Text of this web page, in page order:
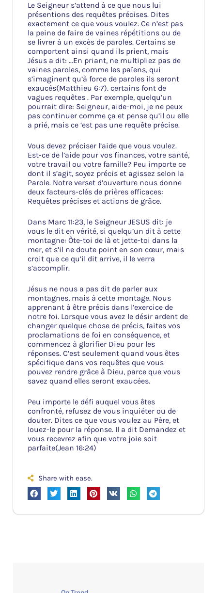
Le Seigneur s’attend à ce que nous lui
présentions des requêtes précises. Dites
exactement ce que vous voulez. Ce n’est pas
la peine de faire de vaines répétitions ou de
se livrer à un excès de paroles. Certains se
comportent ainsi quand ils prient, mais
Jésus a dit: …En priant, ne multipliez pas de
vaines paroles, comme les païens, qui
s’imaginent qu’à force de paroles ils seront
exaucés(Matthieu 6:7). certains font de
vagues requêtes . Par exemple, quelqu’un
pourrait dire: Seigneur, aide-moi, je ne peux
pas continuer comme ça et pense qu’il ou elle
a prié, mais ce ‘est pas une requête précise.
Vous devez préciser l’aide que vous voulez.
Est-ce de l’aide pour vos finances, votre santé,
votre travail ou votre famille? Peu importe ce
dont il s’agit, soyez précis et agissez selon la
Parole. Notre verset d’ouverture nous donne
deux facteurs-clés de prières efficaces:
Requêtes précises et actions de grâce.
Dans Marc 11:23, le Seigneur JESUS dit: je
vous le dit en vérité, si quelqu’un dit à cette
montagne: Ôte-toi de là et jette-toi dans la
mer, et s’il ne doute point en son cœur, mais
croit que ce qu’il dit arrive, il le verra
s’accomplir.
Jésus ne nous a pas dit de parler aux
montagnes, mais à cette montage. Nous
apprenant à être précis dans l’exercice de
notre foi. Lorsque vous avez le désir ardent de
changer quelque chose de précis, faites vos
proclamations de foi en conséquence, et
commencez à glorifier Dieu pour les
réponses. C’est seulement quand vous êtes
spécifique dans vos requêtes que vous
pouvez rendre grâce à Dieu, parce que vous
savez quand elles seront exaucées.
Peu importe le défi auquel vous êtes
confronté, refusez de vous inquiéter ou de
douter. Dites ce que vous voulez au Père, et
louez-le pour la réponse. Il a dit Demandez et
vous recevrez afin que votre joie soit
parfaite(Jean 16:24)
Share with ease.